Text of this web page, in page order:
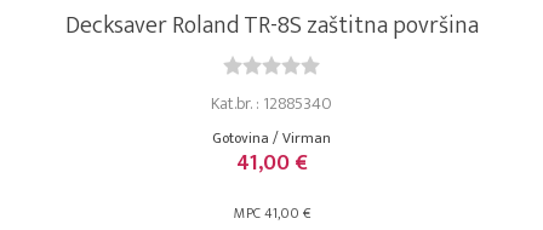
Decksaver Roland TR-8S zaštitna površina
Kat.br. : 12885340
Gotovina / Virman
41,00 €
MPC 41,00 €